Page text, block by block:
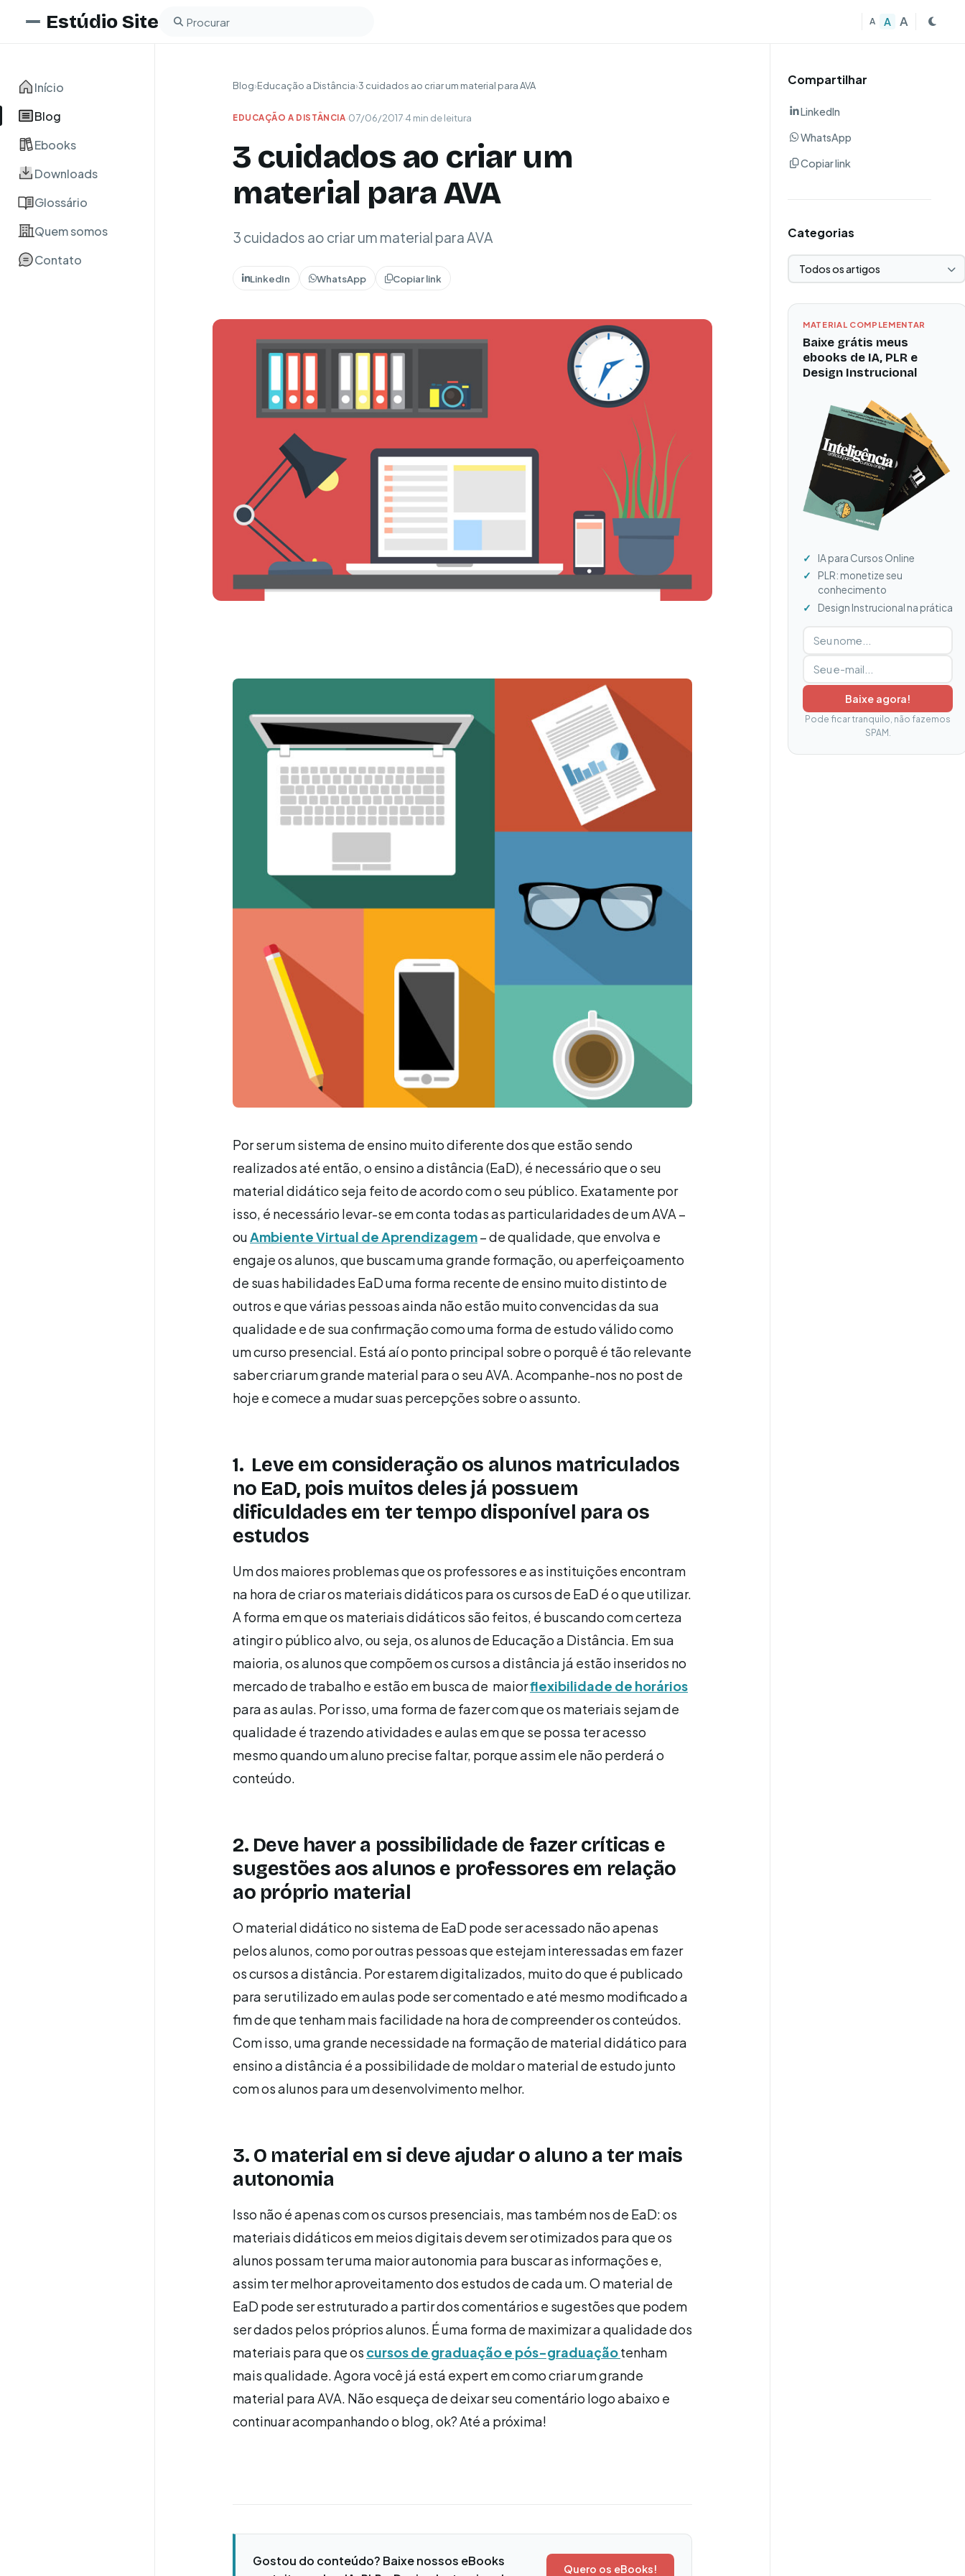
Estúdio Site Buscar no blog
A A A
Início
Blog
Ebooks
Downloads
Glossário
Quem somos
Contato
Blog›Educação a Distância›3 cuidados ao criar um material para AVA
EDUCAÇÃO A DISTÂNCIA·07/06/2017·4 min de leitura
3 cuidados ao criar um
material para AVA
3 cuidados ao criar um material para AVA
LinkedIn WhatsApp Copiar link
Por ser um sistema de ensino muito diferente dos que estão sendo
realizados até então, o ensino a distância (EaD), é necessário que o seu
material didático seja feito de acordo com o seu público. Exatamente por
isso, é necessário levar-se em conta todas as particularidades de um AVA –
ouAmbiente Virtual de Aprendizagem– de qualidade, que envolva e
engaje os alunos, que buscam uma grande formação, ou aperfeiçoamento
de suas habilidades EaD uma forma recente de ensino muito distinto de
outros e que várias pessoas ainda não estão muito convencidas da sua
qualidade e de sua confirmação como uma forma de estudo válido como
um curso presencial. Está aí o ponto principal sobre o porquê é tão relevante
saber criar um grande material para o seu AVA. Acompanhe-nos no post de
hoje e comece a mudar suas percepções sobre o assunto.
1. Leve em consideração os alunos matriculados
no EaD, pois muitos deles já possuem
dificuldades em ter tempo disponível para os
estudos
Um dos maiores problemas que os professores e as instituições encontram
na hora de criar os materiais didáticos para os cursos de EaD é o que utilizar.
A forma em que os materiais didáticos são feitos, é buscando com certeza
atingir o público alvo, ou seja, os alunos de Educação a Distância. Em sua
maioria, os alunos que compõem os cursos a distância já estão inseridos no
mercado de trabalho e estão em busca de maiorflexibilidade de horários
para as aulas. Por isso, uma forma de fazer com que os materiais sejam de
qualidade é trazendo atividades e aulas em que se possa ter acesso
mesmo quando um aluno precise faltar, porque assim ele não perderá o
conteúdo.
2. Deve haver a possibilidade de fazer críticas e
sugestões aos alunos e professores em relação
ao próprio material
O material didático no sistema de EaD pode ser acessado não apenas
pelos alunos, como por outras pessoas que estejam interessadas em fazer
os cursos a distância. Por estarem digitalizados, muito do que é publicado
para ser utilizado em aulas pode ser comentado e até mesmo modificado a
fim de que tenham mais facilidade na hora de compreender os conteúdos.
Com isso, uma grande necessidade na formação de material didático para
ensino a distância é a possibilidade de moldar o material de estudo junto
com os alunos para um desenvolvimento melhor.
3. O material em si deve ajudar o aluno a ter mais
autonomia
Isso não é apenas com os cursos presenciais, mas também nos de EaD: os
materiais didáticos em meios digitais devem ser otimizados para que os
alunos possam ter uma maior autonomia para buscar as informações e,
assim ter melhor aproveitamento dos estudos de cada um. O material de
EaD pode ser estruturado a partir dos comentários e sugestões que podem
ser dados pelos próprios alunos. É uma forma de maximizar a qualidade dos
materiais para que os cursos de graduação e pós-graduaçãotenham
mais qualidade. Agora você já está expert em como criar um grande
material para AVA. Não esqueça de deixar seu comentário logo abaixo e
continuar acompanhando o blog, ok? Até a próxima!
Gostou do conteúdo? Baixe nossos eBooks
Quero os eBooks!
Compartilhar
LinkedIn
WhatsApp
Copiar link
Categorias
Selecionar categoria
MATERIAL COMPLEMENTAR
Baixe grátis meus
ebooks de IA, PLR e
Design Instrucional
IA para Cursos Online
PLR: monetize seu
conhecimento
Design Instrucional na prática
Digite seu nome
Digite seu e-mail
Baixe agora!
Pode ficar tranquilo, não fazemos
SPAM.